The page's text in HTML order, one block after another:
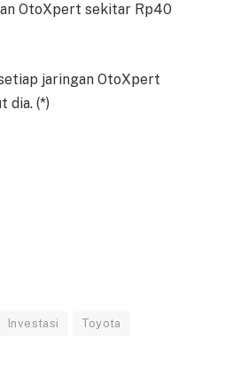
OtoXpert sekitar Rp40
jaringan OtoXpert
dia. (*)
Investasi Toyota